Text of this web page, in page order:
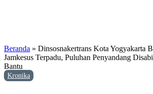
Beranda » Dinsosnakertrans Kota Yogyakarta
Jamkesus Terpadu, Puluhan Penyandang
Bantu
Kronika